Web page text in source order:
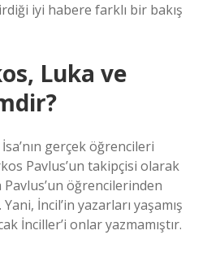
iyi habere farklı bir bakış
Luka ve
gerçek öğrencileri
Pavlus’un takipçisi olarak
öğrencilerinden
İncil’in yazarları yaşamış
İnciller’i onlar yazmamıştır.